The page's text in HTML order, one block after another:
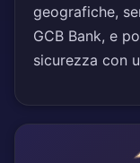
geografiche,
GCB Bank, e
sicurezza con